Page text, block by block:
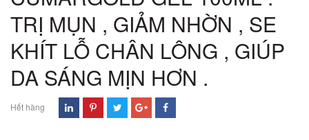
TRỊ MỤN , GIẢM NHỜN , SE
KHÍT LỖ CHÂN LÔNG , GIÚP
DA SÁNG MỊN HƠN .
Hết hàng